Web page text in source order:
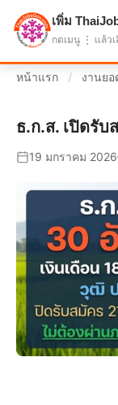
แบ่งปันโอกาส
หน้าแรก / งานย
ธ.ก.ส. เปิดรับ
19 มกราคม 2026
เพิ่ม
กดเมนู ⋮ แล้วเ